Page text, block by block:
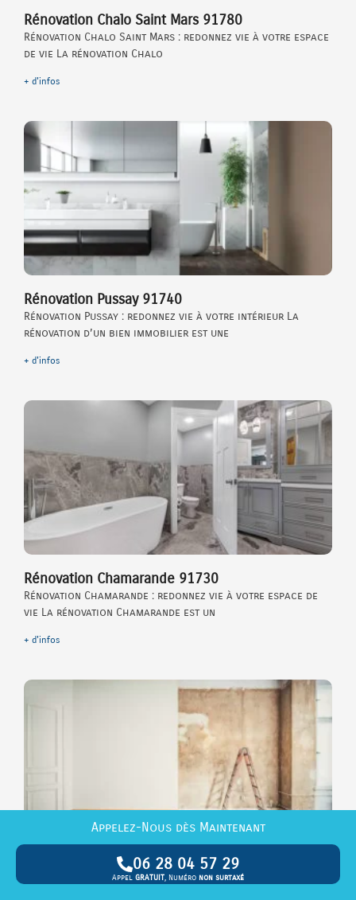
Appelez-Nous dès Maintenant
06 28 04 57 29
Appel GRATUIT, Numéro non surtaxé
Rénovation Chalo Saint Mars 91780
Rénovation Chalo Saint Mars : redonnez vie à votre espace
de vie La rénovation Chalo
+ d'infos
Rénovation Pussay 91740
Rénovation Pussay : redonnez vie à votre intérieur La
rénovation d’un bien immobilier est une
+ d'infos
Rénovation Chamarande 91730
Rénovation Chamarande : redonnez vie à votre espace de
vie La rénovation Chamarande est un
+ d'infos
Rénovation Gironville sur Essonne 91720
Rénovation Gironville sur Essonne Vous souhaitez donner